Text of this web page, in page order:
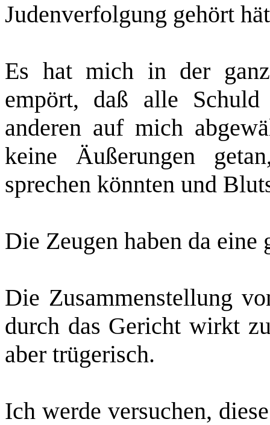
Judenverfolgung gehört
Es hat mich in der
empört, daß alle Schuld
anderen auf mich
keine Äußerungen
sprechen könnten und
Die Zeugen haben da
Die Zusammenstellung
durch das Gericht wirkt
aber trügerisch.
Ich werde versuchen,